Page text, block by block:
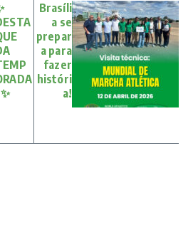
Brasíli
a se
prepar
a para
fazer
históri
a!